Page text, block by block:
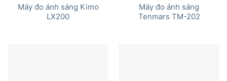
Máy đo ánh sáng Kimo
LX200
Máy đo ánh sáng
Tenmars TM-202